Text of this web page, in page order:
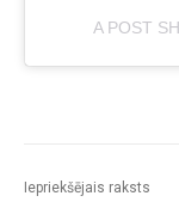
A POST
Iepriekšējais raksts